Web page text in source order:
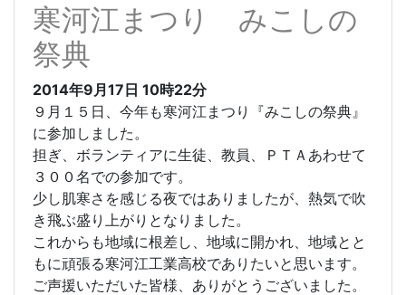
寒河江まつり みこしの
祭典
2014年9月17日 10時22分
９月１５日、今年も寒河江まつり『みこしの祭典』
に参加しました。
担ぎ、ボランティアに生徒、教員、ＰＴＡあわせて
３００名での参加です。
少し肌寒さを感じる夜ではありましたが、熱気で吹
き飛ぶ盛り上がりとなりました。
これからも地域に根差し、地域に開かれ、地域とと
もに頑張る寒河江工業高校でありたいと思います。
ご声援いただいた皆様、ありがとうございました。